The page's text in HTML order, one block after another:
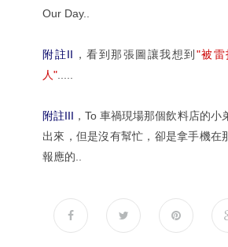
Our Day..
附註II ，看到那張圖讓我想到 "被雷
人"
附註III ，To 車禍現場那個飲料店的小
出來，但是沒有幫忙，卻是拿手機在
報應的..